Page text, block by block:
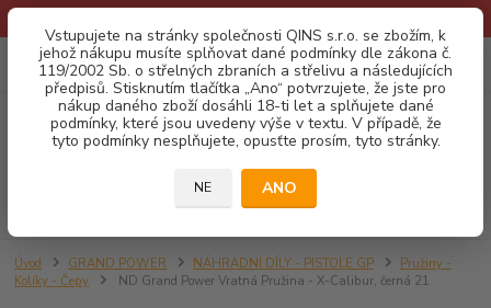
Vstupujete na stránky společnosti QINS s.r.o. se zbožím, k
jehož nákupu musíte splňovat dané podmínky dle zákona č.
119/2002 Sb. o střelných zbraních a střelivu a následujících
předpisů. Stisknutím tlačítka „Ano“ potvrzujete, že jste pro
nákup daného zboží dosáhli 18-ti let a splňujete dané
podmínky, které jsou uvedeny výše v textu. V případě, že
tyto podmínky nesplňujete, opusťte prosím, tyto stránky.
NE ANO
Menu
CZK 0
za0,00 Kč
Úvod GRAND POWER NÁHRADNÍ DÍLY - PISTOLE GP
Pružiny -
Kolíky - Čepy
ND Grand Power Vratná Pružina - X-Calibur, černá 21